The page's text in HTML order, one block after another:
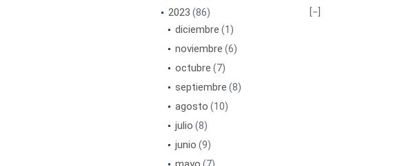
2023 (86)
diciembre (1)
noviembre (6)
octubre (7)
septiembre (8)
agosto (10)
julio (8)
junio (9)